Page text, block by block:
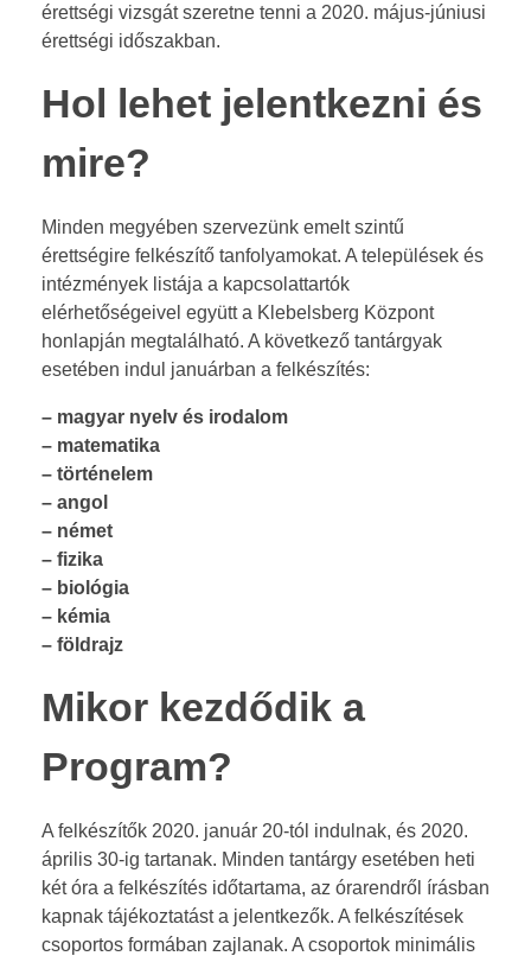
2
0
érettségi vizsgát szeretne tenni a 2020. május-júniusi
érettségi időszakban.
Hol lehet jelentkezni és
mire?
Minden megyében szervezünk emelt szintű
érettségire felkészítő tanfolyamokat. A települések és
intézmények listája a kapcsolattartók
elérhetőségeivel együtt a Klebelsberg Központ
honlapján megtalálható. A következő tantárgyak
esetében indul januárban a felkészítés:
– magyar nyelv és irodalom
– matematika
– történelem
– angol
– német
– fizika
– biológia
– kémia
– földrajz
Mikor kezdődik a
Program?
A felkészítők 2020. január 20-tól indulnak, és 2020.
április 30-ig tartanak. Minden tantárgy esetében heti
két óra a felkészítés időtartama, az órarendről írásban
kapnak tájékoztatást a jelentkezők. A felkészítések
csoportos formában zajlanak. A csoportok minimális